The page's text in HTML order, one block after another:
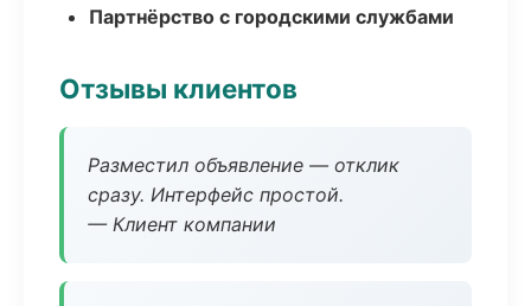
Партнёрство с городскими службами
Отзывы клиентов
Разместил объявление — отклик
сразу. Интерфейс простой.
— Клиент компании